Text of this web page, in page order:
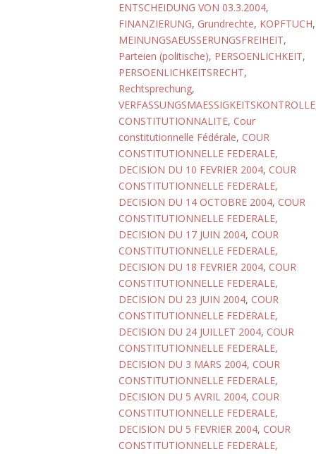
ENTSCHEIDUNG VON 03.3.2004,
FINANZIERUNG, Grundrechte, KOPFTUCH,
MEINUNGSAEUSSERUNGSFREIHEIT,
Parteien (politische), PERSOENLICHKEIT,
PERSOENLICHKEITSRECHT,
Rechtsprechung,
VERFASSUNGSMAESSIGKEITSKONTROLLE
CONSTITUTIONNALITE, Cour
constitutionnelle Fédérale, COUR
CONSTITUTIONNELLE FEDERALE,
DECISION DU 10 FEVRIER 2004, COUR
CONSTITUTIONNELLE FEDERALE,
DECISION DU 14 OCTOBRE 2004, COUR
CONSTITUTIONNELLE FEDERALE,
DECISION DU 17 JUIN 2004, COUR
CONSTITUTIONNELLE FEDERALE,
DECISION DU 18 FEVRIER 2004, COUR
CONSTITUTIONNELLE FEDERALE,
DECISION DU 23 JUIN 2004, COUR
CONSTITUTIONNELLE FEDERALE,
DECISION DU 24 JUILLET 2004, COUR
CONSTITUTIONNELLE FEDERALE,
DECISION DU 3 MARS 2004, COUR
CONSTITUTIONNELLE FEDERALE,
DECISION DU 5 AVRIL 2004, COUR
CONSTITUTIONNELLE FEDERALE,
DECISION DU 5 FEVRIER 2004, COUR
CONSTITUTIONNELLE FEDERALE,